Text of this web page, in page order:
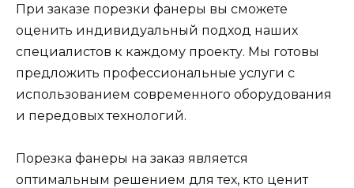
При заказе порезки фанеры вы сможете
оценить индивидуальный подход наших
специалистов к каждому проекту. Мы готовы
предложить профессиональные услуги с
использованием современного оборудования
и передовых технологий.
Порезка фанеры на заказ является
оптимальным решением для тех, кто ценит